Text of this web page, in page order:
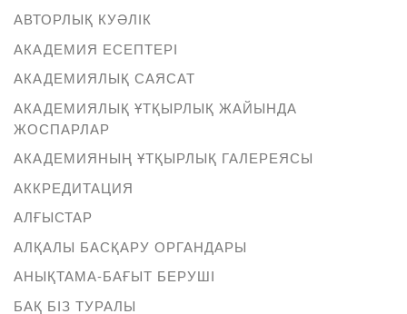
АВТОРЛЫҚ КУӘЛІК
АКАДЕМИЯ ЕСЕПТЕРІ
АКАДЕМИЯЛЫҚ САЯСАТ
АКАДЕМИЯЛЫҚ ҰТҚЫРЛЫҚ ЖАЙЫНДА
ЖОСПАРЛАР
АКАДЕМИЯНЫҢ ҰТҚЫРЛЫҚ ГАЛЕРЕЯСЫ
АККРЕДИТАЦИЯ
АЛҒЫСТАР
АЛҚАЛЫ БАСҚАРУ ОРГАНДАРЫ
АНЫҚТАМА-БАҒЫТ БЕРУШІ
БАҚ БІЗ ТУРАЛЫ